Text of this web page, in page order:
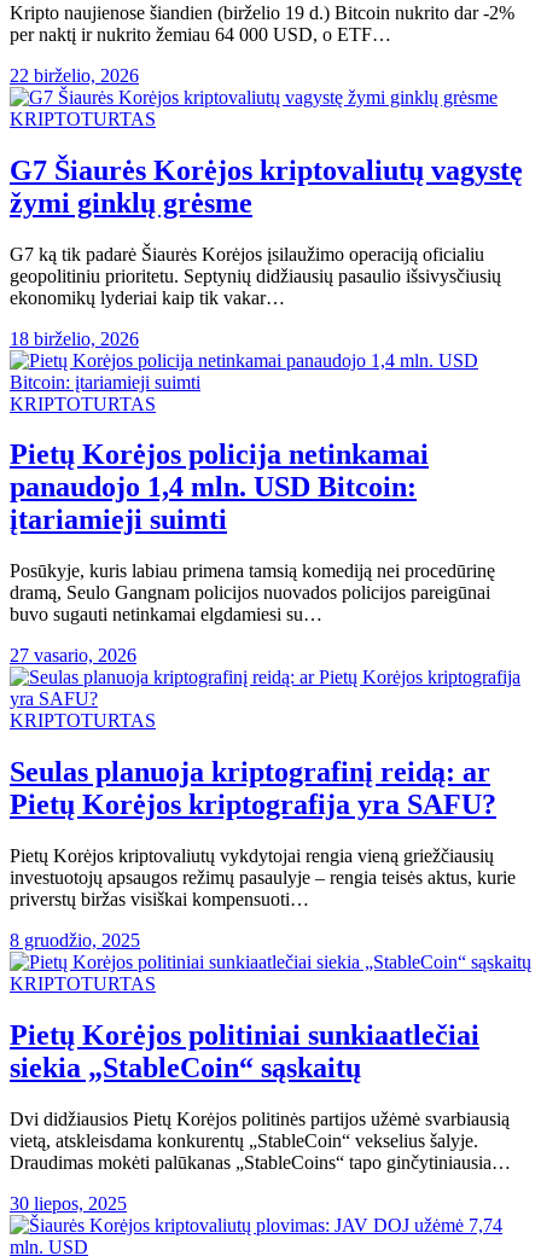
Kripto naujienose šiandien (birželio 19 d.) Bitcoin nukrito dar -2%
per naktį ir nukrito žemiau 64 000 USD, o ETF…
22 birželio, 2026
KRIPTOTURTAS
G7 Šiaurės Korėjos kriptovaliutų vagystę
žymi ginklų grėsme
G7 ką tik padarė Šiaurės Korėjos įsilaužimo operaciją oficialiu
geopolitiniu prioritetu. Septynių didžiausių pasaulio išsivysčiusių
ekonomikų lyderiai kaip tik vakar…
18 birželio, 2026
KRIPTOTURTAS
Pietų Korėjos policija netinkamai
panaudojo 1,4 mln. USD Bitcoin:
įtariamieji suimti
Posūkyje, kuris labiau primena tamsią komediją nei procedūrinę
dramą, Seulo Gangnam policijos nuovados policijos pareigūnai
buvo sugauti netinkamai elgdamiesi su…
27 vasario, 2026
KRIPTOTURTAS
Seulas planuoja kriptografinį reidą: ar
Pietų Korėjos kriptografija yra SAFU?
Pietų Korėjos kriptovaliutų vykdytojai rengia vieną griežčiausių
investuotojų apsaugos režimų pasaulyje – rengia teisės aktus, kurie
priverstų biržas visiškai kompensuoti…
8 gruodžio, 2025
KRIPTOTURTAS
Pietų Korėjos politiniai sunkiaatlečiai
siekia „StableCoin“ sąskaitų
Dvi didžiausios Pietų Korėjos politinės partijos užėmė svarbiausią
vietą, atskleisdama konkurentų „StableCoin“ vekselius šalyje.
Draudimas mokėti palūkanas „StableCoins“ tapo ginčytiniausia…
30 liepos, 2025